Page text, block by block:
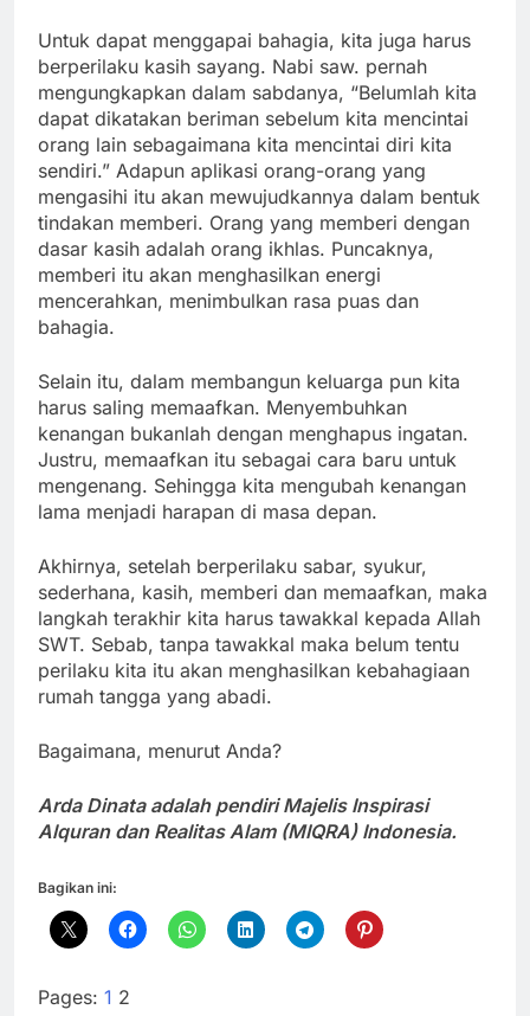
Untuk dapat menggapai bahagia, kita juga harus
berperilaku kasih sayang. Nabi saw. pernah
mengungkapkan dalam sabdanya, “Belumlah kita
dapat dikatakan beriman sebelum kita mencintai
orang lain sebagaimana kita mencintai diri kita
sendiri.” Adapun aplikasi orang-orang yang
mengasihi itu akan mewujudkannya dalam bentuk
tindakan memberi. Orang yang memberi dengan
dasar kasih adalah orang ikhlas. Puncaknya,
memberi itu akan menghasilkan energi
mencerahkan, menimbulkan rasa puas dan
bahagia.
Selain itu, dalam membangun keluarga pun kita
harus saling memaafkan. Menyembuhkan
kenangan bukanlah dengan menghapus ingatan.
Justru, memaafkan itu sebagai cara baru untuk
mengenang. Sehingga kita mengubah kenangan
lama menjadi harapan di masa depan.
Akhirnya, setelah berperilaku sabar, syukur,
sederhana, kasih, memberi dan memaafkan, maka
langkah terakhir kita harus tawakkal kepada Allah
SWT. Sebab, tanpa tawakkal maka belum tentu
perilaku kita itu akan menghasilkan kebahagiaan
rumah tangga yang abadi.
Bagaimana, menurut Anda?
Arda Dinata adalah pendiri Majelis Inspirasi
Alquran dan Realitas Alam (MIQRA) Indonesia.
Bagikan ini:
Pages: 1 2